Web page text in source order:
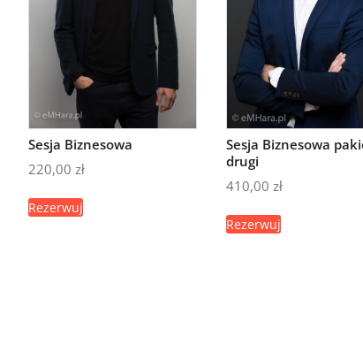
Sesja Biznesowa
220,00 zł
Rezerwuj
Sesja Biznesowa
drugi
410,00 zł
Rezerwuj